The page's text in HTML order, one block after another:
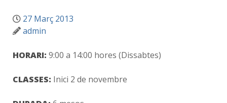
27 Març 2013
admin
HORARI: 9:00 a 14:00 hores (Dissabtes)
CLASSES: Inici 2 de novembre